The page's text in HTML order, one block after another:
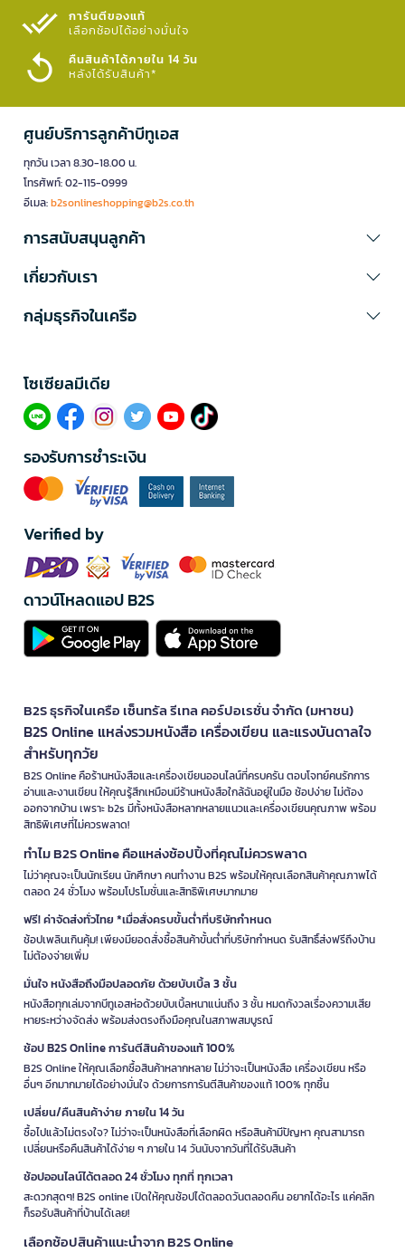
การันตีของแท้
เลือกช้อปได้อย่างมั่นใจ​
คืนสินค้าได้ภายใน 14 วัน
หลังได้รับสินค้า*
ศูนย์บริการลูกค้าบีทูเอส
ทุกวัน เวลา 8.30-18.00 น.
โทรศัพท์: 02-115-0999
อีเมล:b2sonlineshopping@b2s.co.th
การสนับสนุนลูกค้า
เกี่ยวกับเรา
กลุ่มธุรกิจในเครือ
โซเซียลมีเดีย​
รองรับการชำระเงิน
Verified by
ดาวน์โหลดแอป B2S
B2S ธุรกิจในเครือ เซ็นทรัล รีเทล คอร์ปอเรชั่น จำกัด (มหาชน)
B2S Online แหล่งรวมหนังสือ เครื่องเขียน และแรงบันดาลใจ
สำหรับทุกวัย
B2S Online คือร้านหนังสือและเครื่องเขียนออนไลน์ที่ครบครัน ตอบโจทย์คนรักการ
อ่านและงานเขียน ให้คุณรู้สึกเหมือนมีร้านหนังสือใกล้ฉันอยู่ในมือ ช้อปง่าย ไม่ต้อง
ออกจากบ้าน เพราะ b2s มีทั้งหนังสือหลากหลายแนวและเครื่องเขียนคุณภาพ พร้อม
สิทธิพิเศษที่ไม่ควรพลาด!
ทำไม B2S Online คือแหล่งช้อปปิ้งที่คุณไม่ควรพลาด
ไม่ว่าคุณจะเป็นนักเรียน นักศึกษา คนทำงาน B2S พร้อมให้คุณเลือกสินค้าคุณภาพได้
ตลอด 24 ชั่วโมง พร้อมโปรโมชั่นและสิทธิพิเศษมากมาย
ฟรี! ค่าจัดส่งทั่วไทย *เมื่อสั่งครบขั้นต่ำที่บริษัทกำหนด
ช้อปเพลินเกินคุ้ม! เพียงมียอดสั่งซื้อสินค้าขั้นต่ำที่บริษัทกำหนด รับสิทธิ์ส่งฟรีถึงบ้าน
ไม่ต้องจ่ายเพิ่ม
มั่นใจ หนังสือถึงมือปลอดภัย ด้วยบับเบิ้ล 3 ชั้น
หนังสือทุกเล่มจากบีทูเอสห่อด้วยบับเบิ้ลหนาแน่นถึง 3 ชั้น หมดกังวลเรื่องความเสีย
หายระหว่างจัดส่ง พร้อมส่งตรงถึงมือคุณในสภาพสมบูรณ์
ช้อป B2S Online การันตีสินค้าของแท้ 100%
B2S Online ให้คุณเลือกซื้อสินค้าหลากหลาย ไม่ว่าจะเป็นหนังสือ เครื่องเขียน หรือ
อื่นๆ อีกมากมายได้อย่างมั่นใจ ด้วยการการันตีสินค้าของแท้ 100% ทุกชิ้น
เปลี่ยน/คืนสินค้าง่าย ภายใน 14 วัน
ซื้อไปแล้วไม่ตรงใจ? ไม่ว่าจะเป็นหนังสือที่เลือกผิด หรือสินค้ามีปัญหา คุณสามารถ
เปลี่ยนหรือคืนสินค้าได้ง่าย ๆ ภายใน 14 วันนับจากวันที่ได้รับสินค้า
ช้อปออนไลน์ได้ตลอด 24 ชั่วโมง ทุกที่ ทุกเวลา
สะดวกสุดๆ! B2S online เปิดให้คุณช้อปได้ตลอดวันตลอดคืน อยากได้อะไร แค่คลิก
ก็รอรับสินค้าที่บ้านได้เลย!
เลือกช้อปสินค้าแนะนำจาก B2S Online